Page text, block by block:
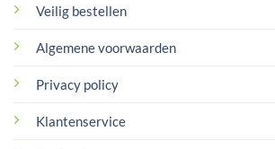
Veilig bestellen
Algemene voorwaarden
Privacy policy
Klantenservice